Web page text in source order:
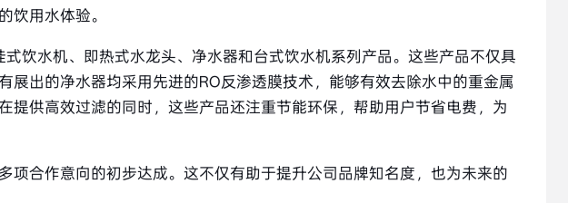
饮用水体验。
饮水机、即热式水龙头、净水器和台式饮水机系列产品。这些产品不仅具
出的净水器均采用先进的RO反渗透膜技术，能够有效去除水中的重金属
提供高效过滤的同时，这些产品还注重节能环保，帮助用户节省电费，为
项合作意向的初步达成。这不仅有助于提升公司品牌知名度，也为未来的